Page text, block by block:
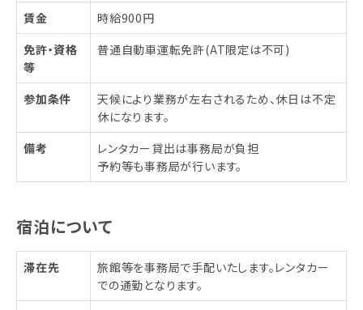
賃金
時給900円
免許・資格
等
普通自動車運転免許(AT限定は不可)
参加条件
天候により業務が左右されるため、休日は不定
休になります。
備考
レンタカー貸出は事務局が負担
予約等も事務局が行います。
宿泊について
滞在先
旅館等を事務局で手配いたします。レンタカー
での通勤となります。